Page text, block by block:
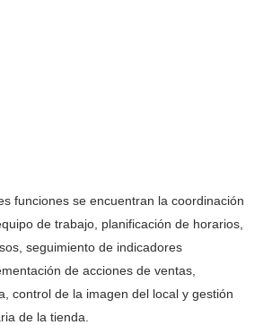
funciones se encuentran la coordinación
de trabajo, planificación de horarios,
seguimiento de indicadores
de acciones de ventas,
control de la imagen del local y gestión
de la tienda.